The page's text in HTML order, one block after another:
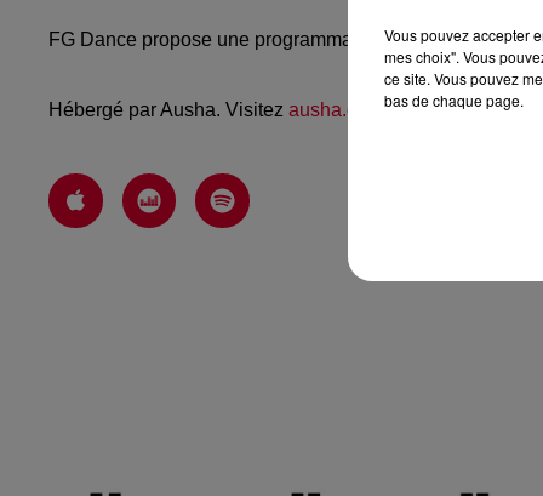
FG Dance propose une programmation dance, EDM,
Hébergé par Ausha. Visitez ausha.co/politique-de-
Vous pouvez accepter
mes choix". Vous
ce site. Vous pouvez
bas de chaque page.